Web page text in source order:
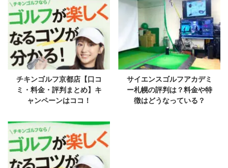
チキンゴルフ京都店【口コ
ミ・料金・評判まとめ】キ
ャンペーンはココ！
サイエンスゴルフアカデミ
ー札幌の評判は？料金や特
徴はどうなっている？